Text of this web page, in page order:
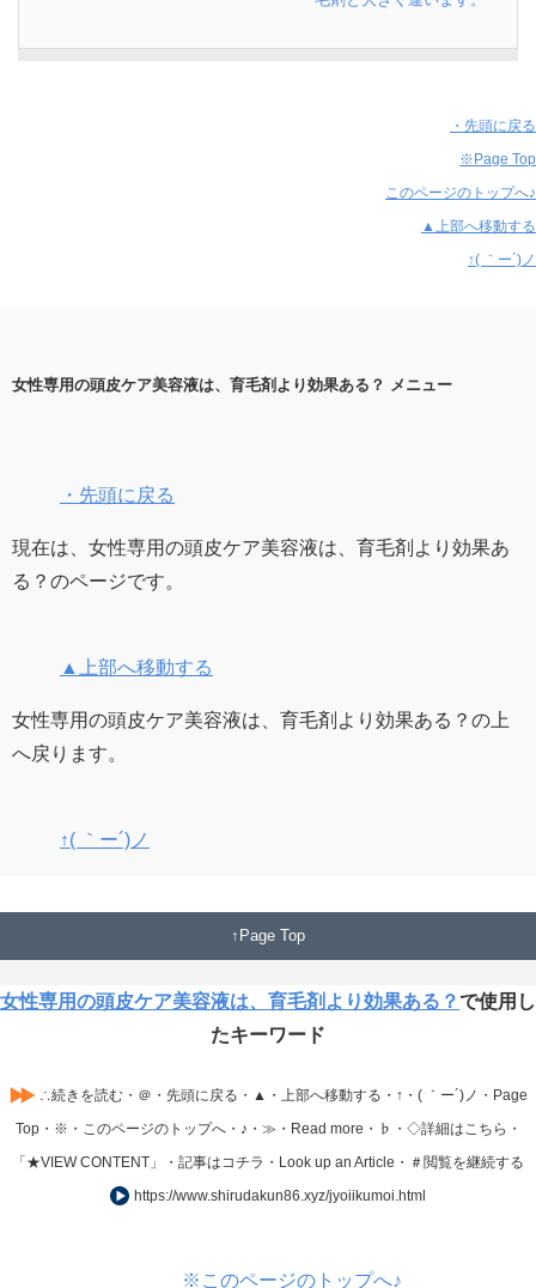
・先頭に戻る
※Page Top
このページのトップへ♪
▲上部へ移動する
↑( ｀ー´)ノ
女性専用の頭皮ケア美容液は、育毛剤より効果ある？ メニュー
・先頭に戻る
現在は、女性専用の頭皮ケア美容液は、育毛剤より効果あ
る？のページです。
▲上部へ移動する
女性専用の頭皮ケア美容液は、育毛剤より効果ある？の上
へ戻ります。
↑( ｀ー´)ノ
Page Top
女性専用の頭皮ケア美容液は、育毛剤より効果ある？で使用し
たキーワード
∴続きを読む・＠・先頭に戻る・▲・上部へ移動する・↑・( ｀ー´)ノ・Page
Top・※・このページのトップへ・♪・≫・Read more・♭・◇詳細はこちら・
「★VIEW CONTENT」・記事はコチラ・Look up an Article・＃閲覧を継続する
https://www.shirudakun86.xyz/jyoiikumoi.html
※このページのトップへ♪